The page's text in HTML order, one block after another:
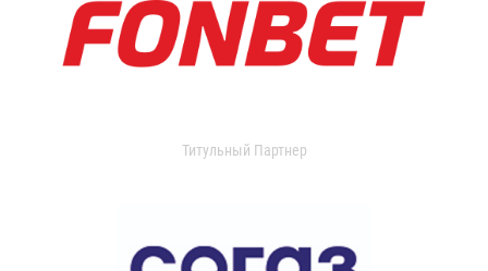
Титульный Партнер